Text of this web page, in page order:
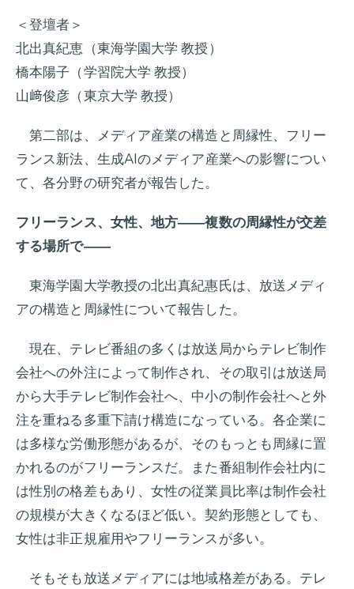
＜登壇者＞
北出真紀恵（東海学園大学 教授）
橋本陽子（学習院大学 教授）
山﨑俊彦（東京大学 教授）
第二部は、メディア産業の構造と周縁性、フリー
ランス新法、生成AIのメディア産業への影響につい
て、各分野の研究者が報告した。
フリーランス、女性、地方――複数の周縁性が交差
する場所で――
東海学園大学教授の北出真紀惠氏は、放送メディ
アの構造と周縁性について報告した。
現在、テレビ番組の多くは放送局からテレビ制作
会社への外注によって制作され、その取引は放送局
から大手テレビ制作会社へ、中小の制作会社へと外
注を重ねる多重下請け構造になっている。各企業に
は多様な労働形態があるが、そのもっとも周縁に置
かれるのがフリーランスだ。また番組制作会社内に
は性別の格差もあり、女性の従業員比率は制作会社
の規模が大きくなるほど低い。契約形態としても、
女性は非正規雇用やフリーランスが多い。
そもそも放送メディアには地域格差がある。テレ